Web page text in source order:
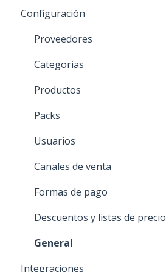
Notas de débito
Cesiones (factoring)
General
Impresión masiva
Impresión masiva
Gastos y Rendiciones
Movimientos de bodega
Configuración
Reportes de venta
Reportes de compra
Reporte de despachos
General
Configuración
Proveedores
Categorias
Productos
Packs
Usuarios
Canales de venta
Formas de pago
Descuentos y listas de precio
General
Integraciones